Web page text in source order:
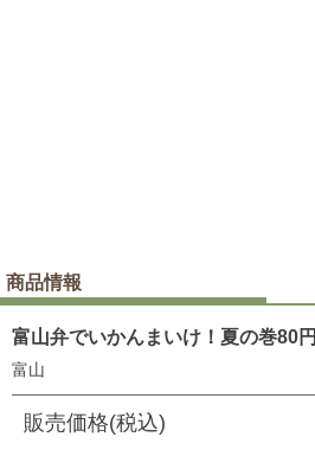
商品情報
富山弁でいかんまいけ！夏の巻80円
富山
販売価格(税込)